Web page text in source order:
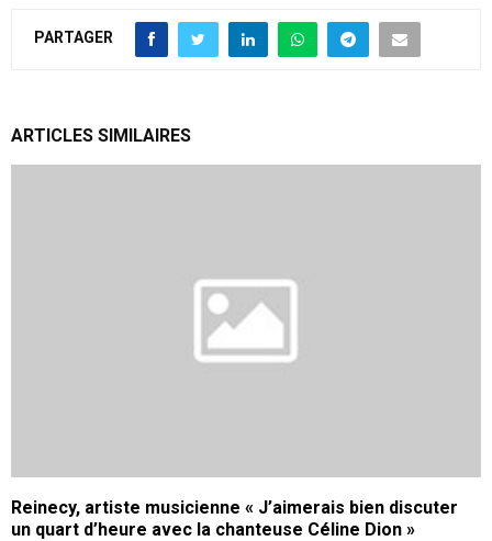
PARTAGER
ARTICLES SIMILAIRES
Reinecy, artiste musicienne « J’aimerais bien discuter
un quart d’heure avec la chanteuse Céline Dion »